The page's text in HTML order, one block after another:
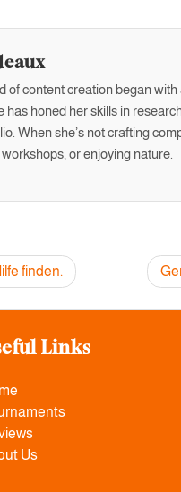
of content creation began
has honed her skills in
When she’s not crafting
or enjoying nature.
finden.
Links
Us